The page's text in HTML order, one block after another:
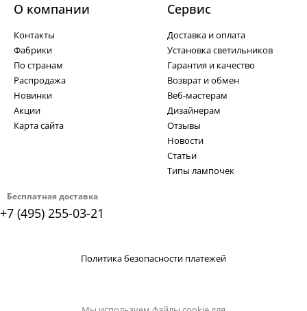
Бесплатная доставка
+7 (495) 255-03-21
О компании
Контакты
Фабрики
По странам
Распродажа
Новинки
Акции
Карта сайта
Cервис
Доставка и оплата
Установка светильников
Гарантия и качество
Возврат и обмен
Веб-мастерам
Дизайнерам
Отзывы
Новости
Статьи
Типы лампочек
Политика безопасности платежей